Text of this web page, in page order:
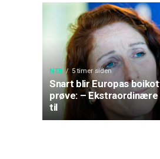
NTB 5 timer siden
Snart blir Europas
prøve: –
til